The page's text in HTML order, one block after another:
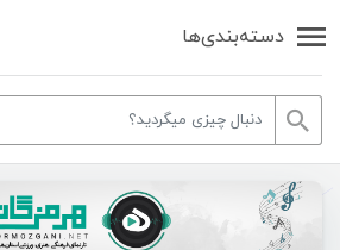
دسته‌بندی‌ها